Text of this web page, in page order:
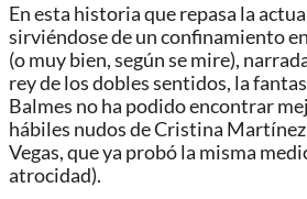
En esta historia que repasa la
sirviéndose de un confinamiento
(o muy bien, según se mire),
rey de los dobles sentidos, la
Balmes no ha podido encontrar
hábiles nudos de Cristina
Vegas, que ya probó la misma
atrocidad).